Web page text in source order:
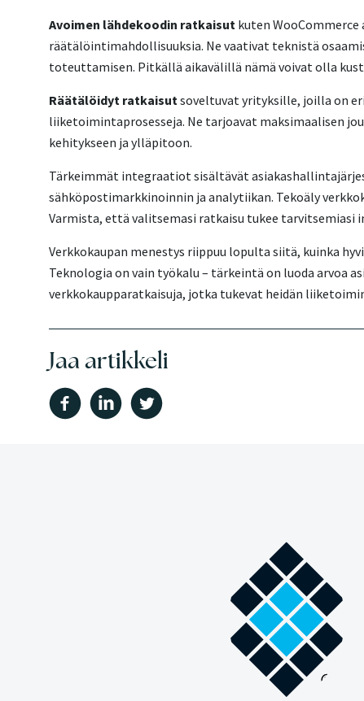
Avoimen lähdekoodin ratkaisut kuten
räätälöintimahdollisuuksia. Ne vaativat teknistä
toteuttamisen. Pitkällä aikavälillä nämä voivat olla
Räätälöidyt ratkaisutsoveltuvat yrityksille, joilla on
liiketoimintaprosesseja. Ne tarjoavat maksimaalisen
kehitykseen ja ylläpitoon.
Tärkeimmät integraatiot sisältävät
sähköpostimarkkinoinnin ja analytiikan. Tekoäly
Varmista, että valitsemasi ratkaisu tukee tarvitsemiasi
Verkkokaupan menestys riippuu lopulta siitä, kuinka
Teknologia on vain työkalu – tärkeintä on luoda arvoa
verkkokaupparatkaisuja, jotka tukevat heidän
Jaa artikkeli